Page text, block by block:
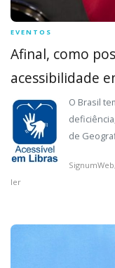
EVENTOS
Afinal, como
acessibilidade
O Brasil
de
SignumWeb,
ler